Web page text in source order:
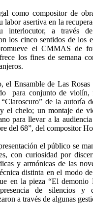
como compositor de
labor asertiva en la
interlocutor, a través
los cinco sentidos de los
el CMMAS de
los fines de semana
el Ensamble de Las Rosas
para conjunto de violín,
de la autoría
el chelo; un montaje de
para llevar a la
del 68”, del compositor
el público se
con curiosidad por
y armónicas de las
distinta en el modo
en la pieza “El demonio
de silencios y
a través de algunas